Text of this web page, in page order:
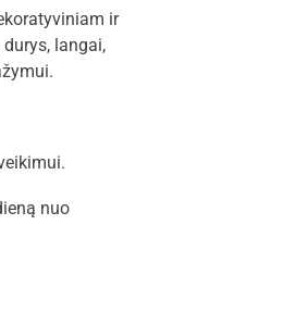
ir
langai,
nuo